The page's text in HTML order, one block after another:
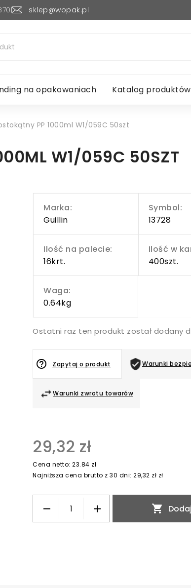
sklep@wopak.pl
na opakowaniach Katalog produktów
PP 1000ml W1/059C 50szt
W1/059C 50SZT
Marka:
Guillin
Symbol:
13728
Ilość na palecie:
16krt.
Ilość w
400szt.
Waga:
0.64kg
Ostatni raz ten produkt został dodany
Warunki
Warunki zwrotu towarów
help_outline Zapytaj o produkt
29,32 zł
Cena netto: 23.84 zł
Najniższa cena brutto z 30 dni: 29,32 zł zł
